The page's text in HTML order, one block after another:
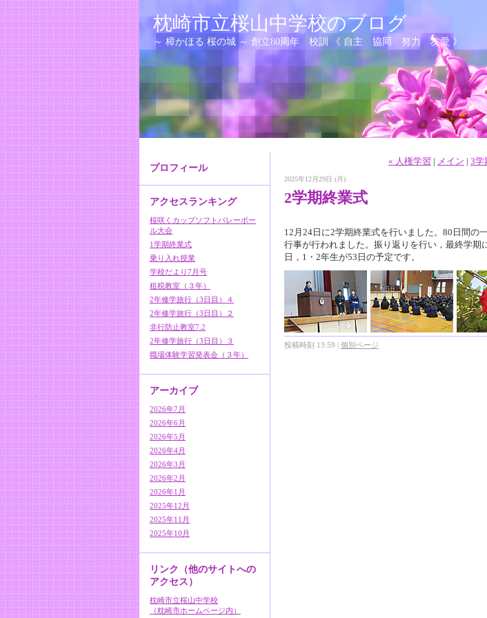
枕崎市立桜山中学校のブログ
～ 樟かほる 桜の城 ～ 創立80周年 校訓 《 自主 協同 努力 友愛 》
プロフィール
アクセスランキング
桜咲くカップソフトバレーボー
ル大会
1学期終業式
乗り入れ授業
学校だより7月号
租税教室（３年）
2年修学旅行（3日目）４
2年修学旅行（3日目）２
非行防止教室7.2
2年修学旅行（3日目）３
職場体験学習発表会（３年）
アーカイブ
2026年7月
2026年6月
2026年5月
2026年4月
2026年3月
2026年2月
2026年1月
2025年12月
2025年11月
2025年10月
リンク（他のサイトへの
アクセス）
枕崎市立桜山中学校
（枕崎市ホームページ内）
« 人権学習 | メイン | 3学
2025年12月29日 (月)
2学期終業式
12月24日に2学期終業式を行いました。80日間の
行事が行われました。振り返りを行い，最終学期
日，1・2年生が53日の予定です。
投稿時刻 13:59 | 個別ページ